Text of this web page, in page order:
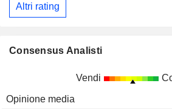
Altri rating
Consensus Analisti
Vendi
Opinione media